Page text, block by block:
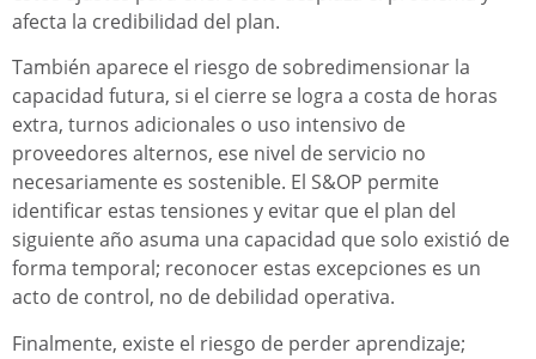
afecta la credibilidad del plan.
También aparece el riesgo de sobredimensionar la
capacidad futura, si el cierre se logra a costa de horas
extra, turnos adicionales o uso intensivo de
proveedores alternos, ese nivel de servicio no
necesariamente es sostenible. El S&OP permite
identificar estas tensiones y evitar que el plan del
siguiente año asuma una capacidad que solo existió de
forma temporal; reconocer estas excepciones es un
acto de control, no de debilidad operativa.
Finalmente, existe el riesgo de perder aprendizaje;